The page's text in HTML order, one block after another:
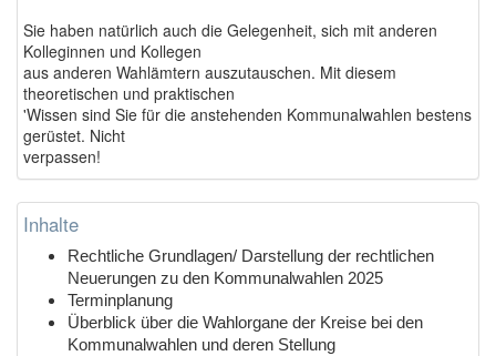
Sie haben natürlich auch die Gelegenheit, sich mit anderen
Kolleginnen und Kollegen
aus anderen Wahlämtern auszutauschen. Mit diesem
theoretischen und praktischen
'Wissen sind Sie für die anstehenden Kommunalwahlen bestens
gerüstet. Nicht
verpassen!
Inhalte
Rechtliche Grundlagen/ Darstellung der rechtlichen
Neuerungen zu den Kommunalwahlen 2025
Terminplanung
Überblick über die Wahlorgane der Kreise bei den
Kommunalwahlen und deren Stellung